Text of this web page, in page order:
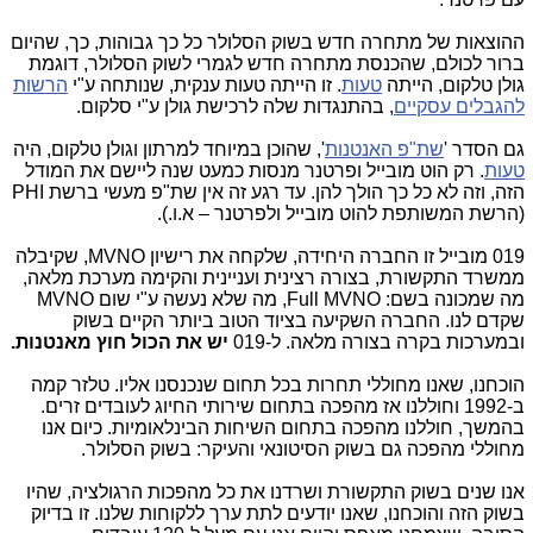
ההוצאות של מתחרה חדש בשוק הסלולר כל כך גבוהות, כך, שהיום
ברור לכולם, שהכנסת מתחרה חדש לגמרי לשוק הסלולר, דוגמת
גולן טלקום, הייתה טעות. זו הייתה טעות ענקית, שנותחה ע"י הרשות
להגבלים עסקיים, בהתנגדות שלה לרכישת גולן ע"י סלקום.
גם הסדר 'שת"פ האנטנות', שהוכן במיוחד למרתון וגולן טלקום, היה
טעות. רק הוט מובייל ופרטנר מנסות כמעט שנה ליישם את המודל
הזה, וזה לא כל כך הולך להן. עד רגע זה אין שת"פ מעשי ברשת
PHI
(הרשת המשותפת להוט מובייל ולפרטנר – א.ו.).
019 מובייל זו החברה היחידה, שלקחה את רישיון MVNO, שקיבלה
ממשרד התקשורת, בצורה רצינית ועניינית והקימה מערכת מלאה,
מה שמכונה בשם: ,Full MVNO מה שלא נעשה ע"י שום MVNO
שקדם לנו. החברה השקיעה בציוד הטוב ביותר הקיים בשוק
ובמערכות בקרה בצורה מלאה. ל-019
יש את הכול חוץ מאנטנות.
הוכחנו, שאנו מחוללי תחרות בכל תחום שנכנסנו אליו. טלזר קמה
ב-1992 וחוללנו אז מהפכה בתחום שירותי החיוג לעובדים זרים.
בהמשך, חוללנו מהפכה בתחום השיחות הבינלאומיות. כיום אנו
מחוללי מהפכה גם בשוק הסיטונאי והעיקר: בשוק הסלולר.
אנו שנים בשוק התקשורת ושרדנו את כל מהפכות הרגולציה, שהיו
בשוק הזה והוכחנו, שאנו יודעים לתת ערך ללקוחות שלנו. זו בדיוק